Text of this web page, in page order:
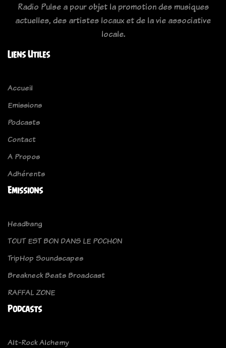
Radio Pulse a pour objet la promotion des musiques
actuelles, des artistes locaux et de la vie associative
locale.
Liens Utiles
Accueil
Emissions
Podcasts
Contact
A Propos
Adhérents
Emissions
Headbang
TOUT EST BON DANS LE POCHON
TripHop Soundscapes
Breakneck Beats Broadcast
RAFFAL ZONE
Podcasts
Alt-Rock Alchemy